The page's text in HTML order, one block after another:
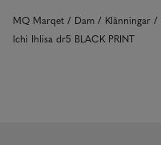
MQ Marqet Dam Klänningar
Ichi Ihlisa dr5 BLACK PRINT